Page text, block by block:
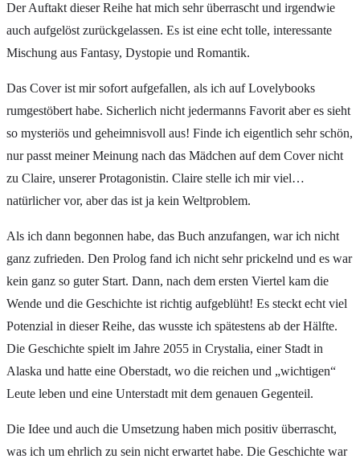
Der Auftakt dieser Reihe hat mich sehr überrascht und irgendwie
auch aufgelöst zurückgelassen. Es ist eine echt tolle, interessante
Mischung aus Fantasy, Dystopie und Romantik.
Das Cover ist mir sofort aufgefallen, als ich auf Lovelybooks
rumgestöbert habe. Sicherlich nicht jedermanns Favorit aber es sieht
so mysteriös und geheimnisvoll aus! Finde ich eigentlich sehr schön,
nur passt meiner Meinung nach das Mädchen auf dem Cover nicht
zu Claire, unserer Protagonistin. Claire stelle ich mir viel…
natürlicher vor, aber das ist ja kein Weltproblem.
Als ich dann begonnen habe, das Buch anzufangen, war ich nicht
ganz zufrieden. Den Prolog fand ich nicht sehr prickelnd und es war
kein ganz so guter Start. Dann, nach dem ersten Viertel kam die
Wende und die Geschichte ist richtig aufgeblüht! Es steckt echt viel
Potenzial in dieser Reihe, das wusste ich spätestens ab der Hälfte.
Die Geschichte spielt im Jahre 2055 in Crystalia, einer Stadt in
Alaska und hatte eine Oberstadt, wo die reichen und „wichtigen“
Leute leben und eine Unterstadt mit dem genauen Gegenteil.
Die Idee und auch die Umsetzung haben mich positiv überrascht,
was ich um ehrlich zu sein nicht erwartet habe. Die Geschichte war